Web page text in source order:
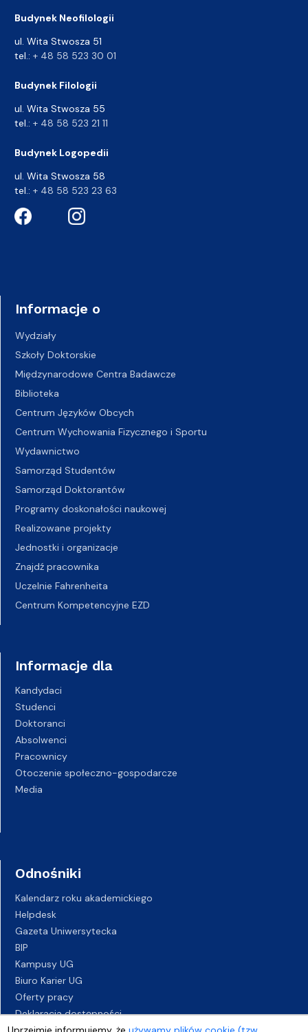
Budynek Neofilologii
ul. Wita Stwosza 51
tel.: + 48 58 523 30 01
Budynek Filologii
ul. Wita Stwosza 55
tel.: + 48 58 523 21 11
Budynek Logopedii
ul. Wita Stwosza 58
tel.: + 48 58 523 23 63
Informacje o
Wydziały
Szkoły Doktorskie
Międzynarodowe Centra Badawcze
Biblioteka
Centrum Języków Obcych
Centrum Wychowania Fizycznego i Sportu
Wydawnictwo
Samorząd Studentów
Samorząd Doktorantów
Programy doskonałości naukowej
Realizowane projekty
Jednostki i organizacje
Znajdź pracownika
Uczelnie Fahrenheita
Centrum Kompetencyjne EZD
Informacje dla
Kandydaci
Studenci
Doktoranci
Absolwenci
Pracownicy
Otoczenie społeczno-gospodarcze
Media
Odnośniki
Kalendarz roku akademickiego
Helpdesk
Gazeta Uniwersytecka
BIP
Kampusy UG
Biuro Karier UG
Oferty pracy
Deklaracja dostępności